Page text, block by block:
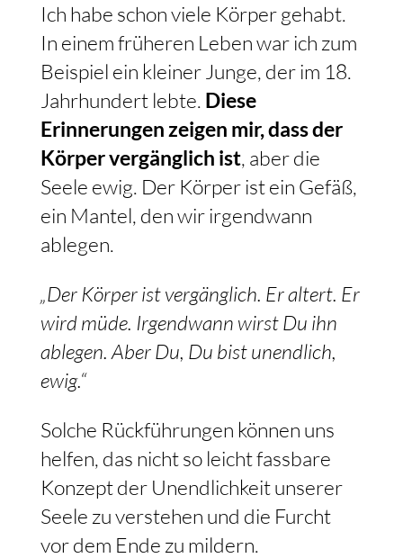
Ich habe schon viele Körper gehabt.
In einem früheren Leben war ich zum
Beispiel ein kleiner Junge, der im 18.
Jahrhundert lebte. Diese
Erinnerungen zeigen mir, dass der
Körper vergänglich ist, aber die
Seele ewig. Der Körper ist ein Gefäß,
ein Mantel, den wir irgendwann
ablegen.
„Der Körper ist vergänglich. Er altert. Er
wird müde. Irgendwann wirst Du ihn
ablegen. Aber Du, Du bist unendlich,
ewig.“
Solche Rückführungen können uns
helfen, das nicht so leicht fassbare
Konzept der Unendlichkeit unserer
Seele zu verstehen und die Furcht
vor dem Ende zu mildern.